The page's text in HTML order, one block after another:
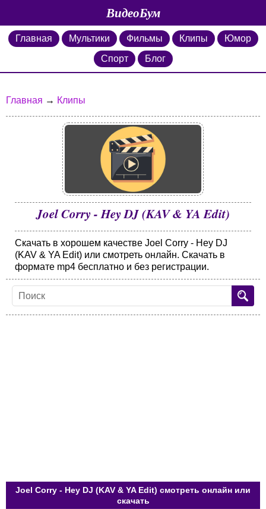
ВидеоБум
Главная Мультики Фильмы Клипы
Юмор
Спорт
Блог
Главная → Клипы
Joel Corry - Hey DJ (KAV & YA Edit)
Скачать в хорошем качестве Joel Corry - Hey DJ
(KAV & YA Edit) или смотреть онлайн. Скачать в
формате mp4 бесплатно и без регистрации.
Joel Corry - Hey DJ (KAV & YA Edit) смотреть онлайн или
скачать